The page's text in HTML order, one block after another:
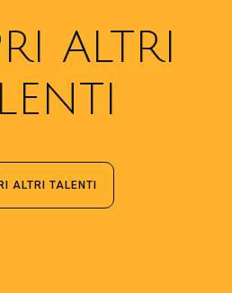
ALTRI
ALTRI TALENTI